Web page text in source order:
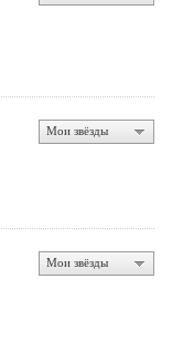
Мои звёзды
Мои звёзды